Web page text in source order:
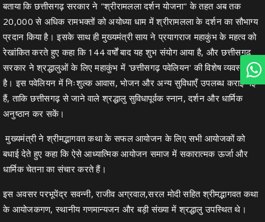
बताया कि छत्तीसगढ़ सरकार ने "श्रीरामलला दर्शन योजना" के तहत अब तक
20,000 से अधिक रामभक्तों को अयोध्या धाम में श्रीरामलला के दर्शन का सौभाग्य
प्रदान किया है। इसके साथ ही मुख्यमंत्री साय ने प्रयागराज महाकुंभ के महत्व को
रेखांकित करते हुए कहा कि 144 वर्षों बाद यह शुभ संयोग आया है, और छत्तीसगढ़
सरकार ने श्रद्धालुओं के लिए महाकुंभ में 'छत्तीसगढ़ पवेलियन' की विशेष व्यवस्था की
है। इस पवेलियन में निःशुल्क आवास, भोजन और अन्य सुविधाएँ उपलब्ध कराई गई
हैं, ताकि छत्तीसगढ़ से जाने वाले श्रद्धालु सुविधापूर्वक स्नान, दर्शन और धार्मिक
अनुष्ठान कर सकें।
मुख्यमंत्री ने श्रीमद्भागवत कथा के सफल आयोजन के लिए सभी आयोजकों को
बधाई देते हुए कहा कि ऐसे आध्यात्मिक आयोजन समाज में सकारात्मक ऊर्जा और
धार्मिक चेतना का संचार करते हैं।
इस अवसर परभूपेंद्र सवन्नी, राजीव अग्रवाल,सरल मोदी सहित श्रीमद्भागवत कथा
के आयोजकगण, स्थानीय गणमान्यजन और बड़ी संख्या में श्रद्धालु उपस्थित थे।